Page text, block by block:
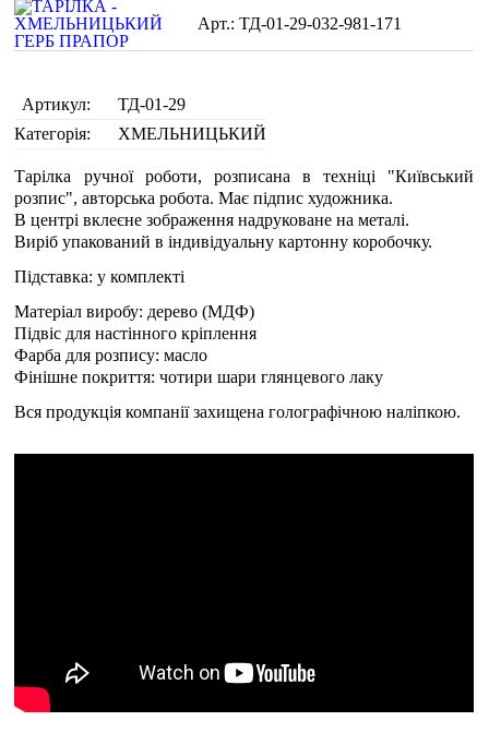
ТД-01-29-032-981-171
Артикул:
ТД-01-29
Категорія:
ХМЕЛЬНИЦЬКИЙ
Тарілка ручної роботи, розписана в техніці "Київський
розпис", авторська робота. Має підпис художника.
В центрі вклеєне зображення надруковане на металі.
Виріб упакований в індивідуальну картонну коробочку.
Підставка: у комплекті
Матеріал виробу: дерево (МДФ)
Підвіс для настінного кріплення
Фарба для розпису: масло
Фінішне покриття: чотири шари глянцевого лаку
Вся продукція компанії захищена голографічною наліпкою.